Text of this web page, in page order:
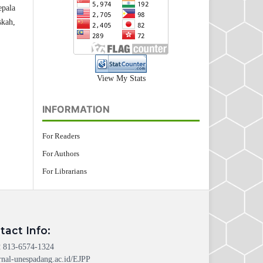
View My Stats
INFORMATION
For Readers
For Authors
For Librarians
Info:
813-6574-1324
unespadang.ac.id/EJPP